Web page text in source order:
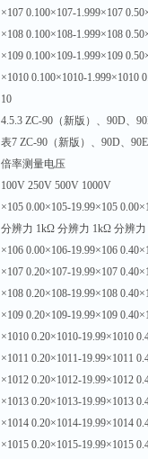
×107 0.100×107-1.999×107
×108 0.100×108-1.999×108
×109 0.100×109-1.999×109
×1010 0.100×1010-1.999×1010
10
4.5.3 ZC-90（新版）、90D、
表7 ZC-90（新版）、90D、
倍率测量电压
100V 250V 500V 1000V
×105 0.00×105-19.99×105
分辨力 1kΩ 分辨力 1kΩ 分辨
×106 0.00×106-19.99×106
×107 0.20×107-19.99×107
×108 0.20×108-19.99×108
×109 0.20×109-19.99×109
×1010 0.20×1010-19.99×1010
×1011 0.20×1011-19.99×1011
×1012 0.20×1012-19.99×1012
×1013 0.20×1013-19.99×1013
×1014 0.20×1014-19.99×1014
×1015 0.20×1015-19.99×1015